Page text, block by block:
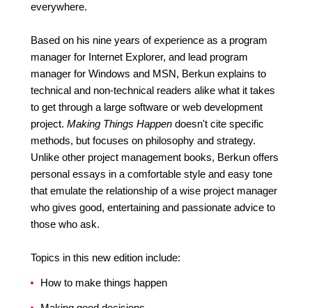
everywhere.
Based on his nine years of experience as a program
manager for Internet Explorer, and lead program
manager for Windows and MSN, Berkun explains to
technical and non-technical readers alike what it takes
to get through a large software or web development
project. Making Things Happen doesn't cite specific
methods, but focuses on philosophy and strategy.
Unlike other project management books, Berkun offers
personal essays in a comfortable style and easy tone
that emulate the relationship of a wise project manager
who gives good, entertaining and passionate advice to
those who ask.
Topics in this new edition include:
How to make things happen